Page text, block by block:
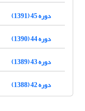
دوره 45 (1391)
دوره 44 (1390)
دوره 43 (1389)
دوره 42 (1388)